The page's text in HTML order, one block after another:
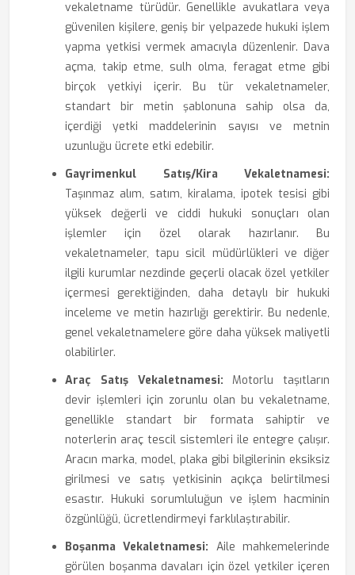
vekaletname türüdür. Genellikle avukatlara veya
güvenilen kişilere, geniş bir yelpazede hukuki işlem
yapma yetkisi vermek amacıyla düzenlenir. Dava
açma, takip etme, sulh olma, feragat etme gibi
birçok yetkiyi içerir. Bu tür vekaletnameler,
standart bir metin şablonuna sahip olsa da,
içerdiği yetki maddelerinin sayısı ve metnin
uzunluğu ücrete etki edebilir.
Gayrimenkul Satış/Kira Vekaletnamesi:
Taşınmaz alım, satım, kiralama, ipotek tesisi gibi
yüksek değerli ve ciddi hukuki sonuçları olan
işlemler için özel olarak hazırlanır. Bu
vekaletnameler, tapu sicil müdürlükleri ve diğer
ilgili kurumlar nezdinde geçerli olacak özel yetkiler
içermesi gerektiğinden, daha detaylı bir hukuki
inceleme ve metin hazırlığı gerektirir. Bu nedenle,
genel vekaletnamelere göre daha yüksek maliyetli
olabilirler.
Araç Satış Vekaletnamesi: Motorlu taşıtların
devir işlemleri için zorunlu olan bu vekaletname,
genellikle standart bir formata sahiptir ve
noterlerin araç tescil sistemleri ile entegre çalışır.
Aracın marka, model, plaka gibi bilgilerinin eksiksiz
girilmesi ve satış yetkisinin açıkça belirtilmesi
esastır. Hukuki sorumluluğun ve işlem hacminin
özgünlüğü, ücretlendirmeyi farklılaştırabilir.
Boşanma Vekaletnamesi: Aile mahkemelerinde
görülen boşanma davaları için özel yetkiler içeren